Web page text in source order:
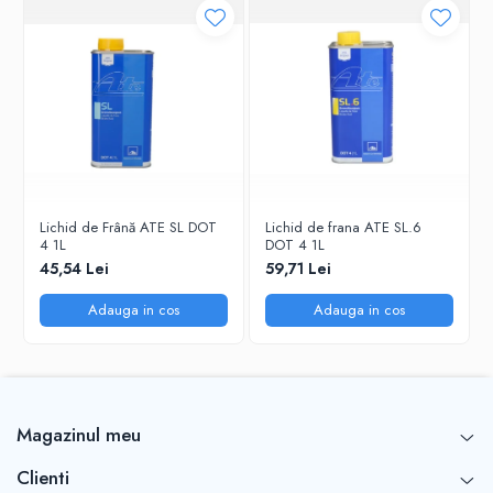
Lichid de Frână ATE SL DOT
4 1L
45,54 Lei
Adauga in cos
Lichid de frana ATE SL.6
DOT 4 1L
59,71 Lei
Adauga in cos
Magazinul meu
Clienti